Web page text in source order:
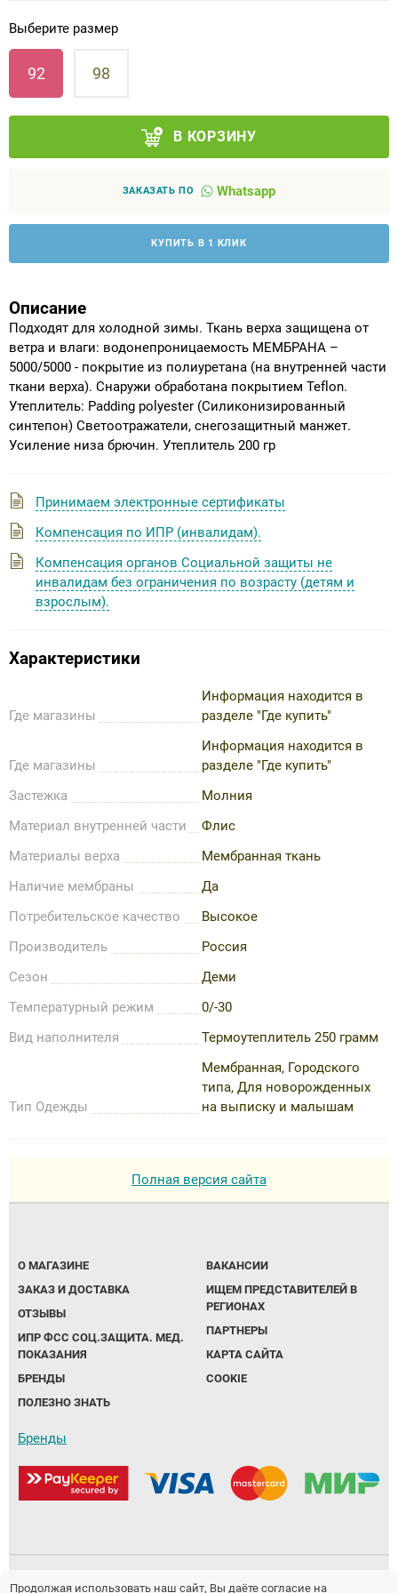
Выберите размер
92 98
В КОРЗИНУ
ЗАКАЗАТЬ ПО Whatsapp
КУПИТЬ В 1 КЛИК
Описание
Подходят для холодной зимы. Ткань верха защищена от
ветра и влаги: водонепроницаемость МЕМБРАНА –
5000/5000 - покрытие из полиуретана (на внутренней части
ткани верха). Снаружи обработана покрытием Teflon.
Утеплитель: Padding polyester (Силиконизированный
синтепон) Светоотражатели, снегозащитный манжет.
Усиление низа брючин. Утеплитель 200 гр
Принимаем электронные сертификаты
Компенсация по ИПР (инвалидам).
Компенсация органов Социальной защиты не
инвалидам без ограничения по возрасту (детям и
взрослым).
Характеристики
Где магазины
Информация находится в
разделе "Где купить"
Где магазины
Информация находится в
разделе "Где купить"
Застежка
Молния
Материал внутренней части
Флис
Материалы верха
Мембранная ткань
Наличие мембраны
Да
Потребительское качество
Высокое
Производитель
Россия
Сезон
Деми
Температурный режим
0/-30
Вид наполнителя
Термоутеплитель 250 грамм
Тип Одежды
Мембранная, Городского
типа, Для новорожденных
на выписку и малышам
Полная версия сайта
О МАГАЗИНЕ
ЗАКАЗ И ДОСТАВКА
ОТЗЫВЫ
ИПР ФСС СОЦ.ЗАЩИТА. МЕД.
ПОКАЗАНИЯ
БРЕНДЫ
ПОЛЕЗНО ЗНАТЬ
ВАКАНСИИ
ИЩЕМ ПРЕДСТАВИТЕЛЕЙ В
РЕГИОНАХ
ПАРТНЕРЫ
КАРТА САЙТА
COOKIE
Бренды
Политика обработки персональных данных
Продолжая использовать наш сайт, Вы даёте согласие на
Аппараты на суставы
Санитарные приспособления для
инвалидов
Противопролежневые матрасы, подушки
ОПОРЫ, ВЕРТИКАЛИЗАТОРЫ, Оборудование
Индивидуальное изготовление